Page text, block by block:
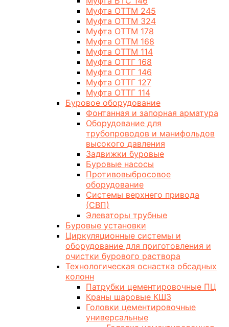
Муфта ОТТМ 245
Муфта ОТТМ 324
Муфта ОТТМ 178
Муфта ОТТМ 168
Муфта ОТТМ 114
Муфта ОТТГ 168
Муфта ОТТГ 146
Муфта ОТТГ 127
Муфта ОТТГ 114
Буровое оборудование
Фонтанная и запорная арматура
Оборудование для
трубопроводов и манифольдов
высокого давления
Задвижки буровые
Буровые насосы
Противовыбросовое
оборудование
Системы верхнего привода
(СВП)
Элеваторы трубные
Буровые установки
Циркуляционные системы и
оборудование для приготовления и
очистки бурового раствора
Технологическая оснастка обсадных
колонн
Патрубки цементировочные ПЦ
Краны шаровые КШЗ
Головки цементировочные
универсальные